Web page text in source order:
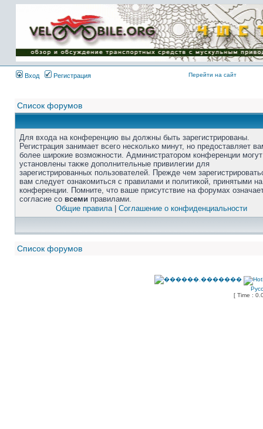
Вход Регистрация Перейти на сайт
Список форумов
Для входа на конференцию вы должны быть зарегистрированы.
Регистрация занимает всего несколько минут, но предоставляет
более широкие возможности. Администратором конференции
установлены также дополнительные привилегии для
зарегистрированных пользователей. Прежде чем
вам следует ознакомиться с правилами и политикой, принятыми на
конференции. Помните, что ваше присутствие на форумах
согласие со всеми правилами.
Общие правила| Соглашение о конфиденциальности
Список форумов
[ Time :